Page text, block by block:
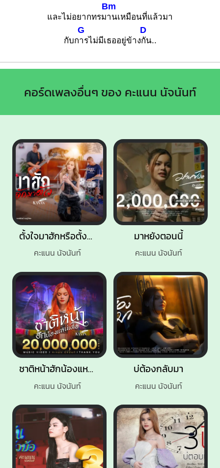
และไม่อยากทรม
Bm
านเหมือนที่แล้วมา
กับก
G
ารไม่มีเธออยู่ข้าง
D
กัน..
คอร์ดเพลงอื่นๆ ของ คะแนน นัจนันท์
ตั้งใจมาฮักหรือตั้งหลักมาตั๋ว
คะแนน นัจนันท์
ชาติหน้าฮักน้องแหน่เด้อ
คะแนน นัจนันท์
มาหยังตอนนี้
คะแนน นัจนันท์
บ่ต้องกลับมา
คะแนน นัจนันท์